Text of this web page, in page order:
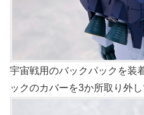
宇宙戦用のバックパックを装
ックのカバーを3か所取り外し